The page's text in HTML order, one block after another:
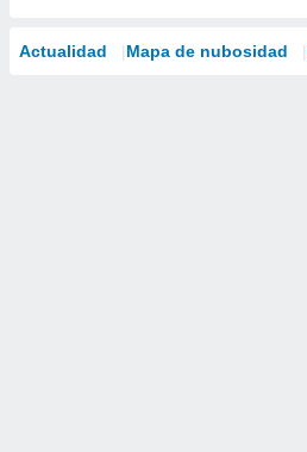
Actualidad Mapa de nubosidad